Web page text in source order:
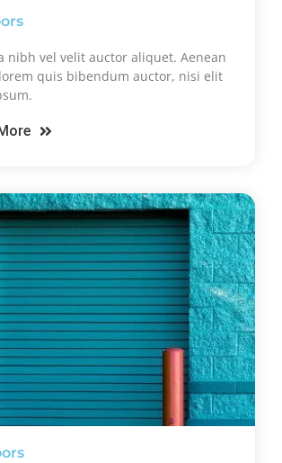
nibh vel velit auctor aliquet. Aenean
quis bibendum auctor, nisi elit